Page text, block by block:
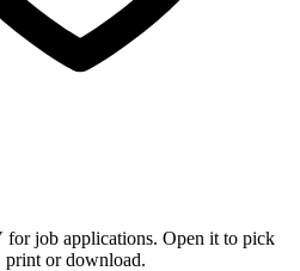
for job applications. Open it to pick
print or download.